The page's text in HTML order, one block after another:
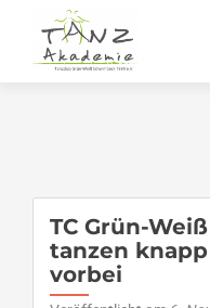
TC Grün-
tanzen
vorbei